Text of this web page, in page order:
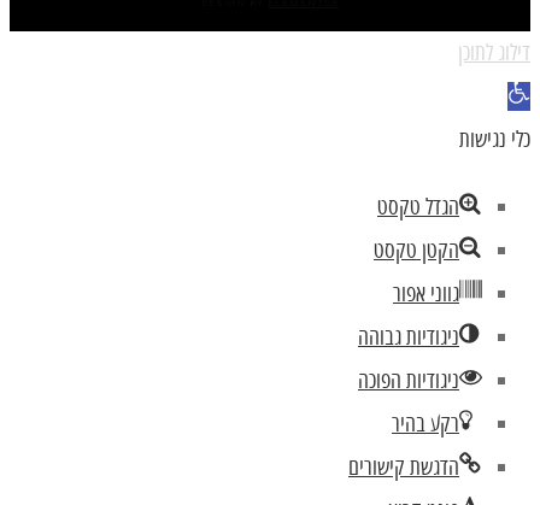
דילוג לתוכן
פתח
סרגל
כלי נגישות
הגדל טקסט
הקטן טקסט
גווני אפור
ניגודיות גבוהה
ניגודיות הפוכה
רקע בהיר
הדגשת קישורים